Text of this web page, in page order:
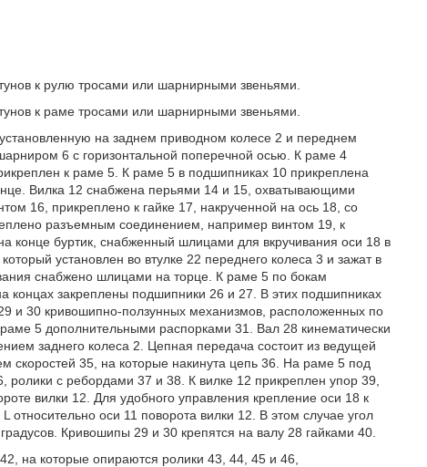
к рулю тросами или шарнирными звеньями.
к раме тросами или шарнирными звеньями.
на заднем приводном колесе 2 и переднем
6 с горизонтальной поперечной осью. К раме 4
к раме 5. К раме 5 в подшипниках 10 прикреплена
Вилка 12 снабжена перьями 14 и 15, охватывающими
16, прикреплено к гайке 17, накрученной на ось 18, со
разъемным соединением, например винтом 19, к
конце буртик, снабженный шлицами для вкручивания оси 18 в
установлен во втулке 22 переднего колеса 3 и зажат в
снабжено шлицами на торце. К раме 5 по бокам
концах закреплены подшипники 26 и 27. В этих подшипниках
и 30 кривошипно-ползунных механизмов, расположенных по
5 дополнительными распорками 31. Вал 28 кинематически
заднего колеса 2. Цепная передача состоит из ведущей
скоростей 35, на которые накинута цепь 36. На раме 5 под
с ребордами 37 и 38. К вилке 12 прикреплен упор 39,
вилки 12. Для удобного управления крепление оси 18 к
оси 11 поворота вилки 12. В этом случае угол
Кривошипы 29 и 30 крепятся на валу 28 гайками 40.
на которые опираются ролики 43, 44, 45 и 46,